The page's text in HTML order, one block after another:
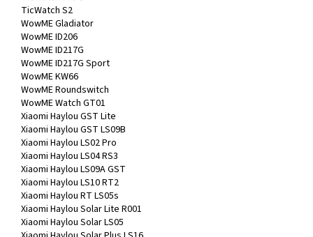
TicWatch S2
WowME Gladiator
WowME ID206
WowME ID217G
WowME ID217G Sport
WowME KW66
WowME Roundswitch
WowME Watch GT01
Xiaomi Haylou GST Lite
Xiaomi Haylou GST LS09B
Xiaomi Haylou LS02 Pro
Xiaomi Haylou LS04 RS3
Xiaomi Haylou LS09A GST
Xiaomi Haylou LS10 RT2
Xiaomi Haylou RT LS05s
Xiaomi Haylou Solar Lite R001
Xiaomi Haylou Solar LS05